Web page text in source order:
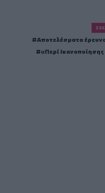
Αποτελέσματα
«Περί